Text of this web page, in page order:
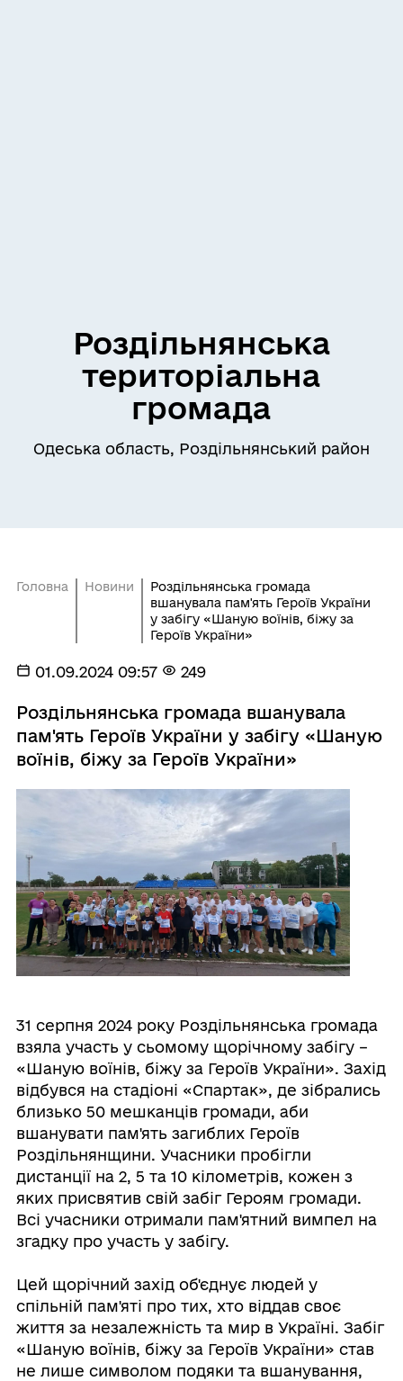
Роздільнянська
територіальна
громада
Одеська область, Роздільнянський район
Головна Новини
Роздільнянська громада
вшанувала пам'ять Героїв України
у забігу «Шаную воїнів, біжу за
Героїв України»
01.09.2024 09:57 249
Роздільнянська громада вшанувала
пам'ять Героїв України у забігу «Шаную
воїнів, біжу за Героїв України»
31 серпня 2024 року Роздільнянська громада
взяла участь у сьомому щорічному забігу –
«Шаную воїнів, біжу за Героїв України». Захід
відбувся на стадіоні «Спартак», де зібрались
близько 50 мешканців громади, аби
вшанувати пам'ять загиблих Героїв
Роздільнянщини. Учасники пробігли
дистанції на 2, 5 та 10 кілометрів, кожен з
яких присвятив свій забіг Героям громади.
Всі учасники отримали пам'ятний вимпел на
згадку про участь у забігу.
Цей щорічний захід об'єднує людей у
спільній пам'яті про тих, хто віддав своє
життя за незалежність та мир в Україні. Забіг
«Шаную воїнів, біжу за Героїв України» став
не лише символом подяки та вшанування,